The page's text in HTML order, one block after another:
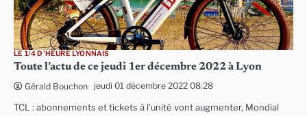
LE 1/4 D'HEURE LYONNAIS
Toute l’actu de ce jeudi 1er décembre 2022 à Lyon
Gérald Bouchon jeudi 01 décembre 2022 08:28
TCL : abonnements et tickets à l’unité vont augmenter, Mondial